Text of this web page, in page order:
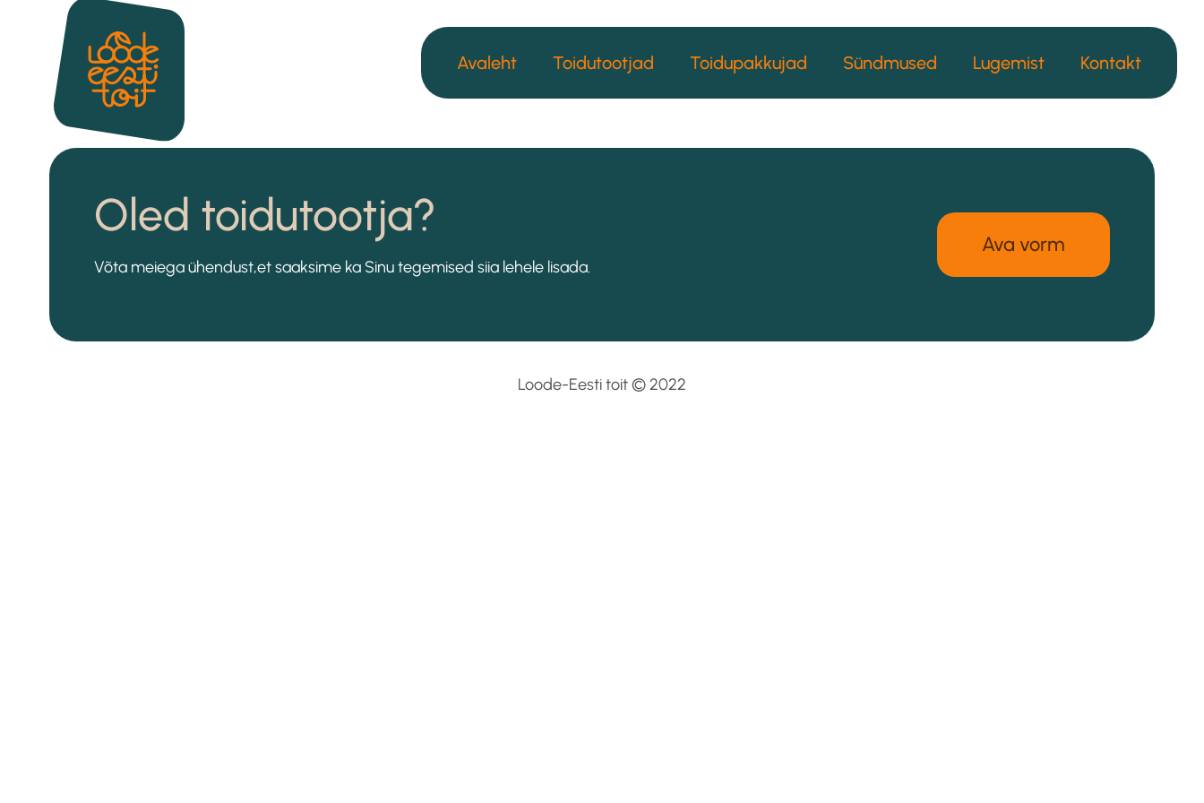
Avaleht Toidutootjad Toidupakkujad Sündmused Lugemist Kontakt
Oled toidutootja?
Võta meiega ühendust,et saaksime ka Sinu tegemised siia lehele lisada.
Ava vorm
Loode-Eesti toit © 2022